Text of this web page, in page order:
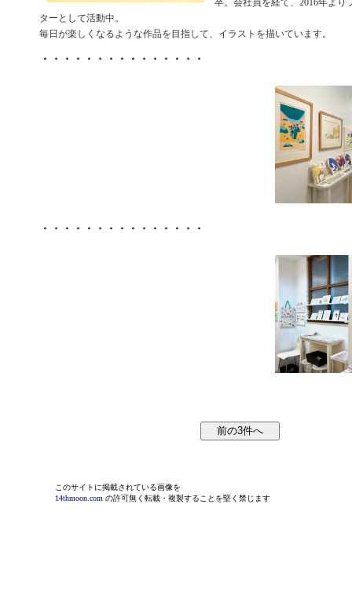
卒。会社員を経て、2016年より
ターとして活動中。
毎日が楽しくなるような作品を目指して、イラストを描いています。
・・・・・・・・・・・・・・・
・・・・・・・・・・・・・・・
このサイトに掲載されている画像を
14thmoon.com の許可無く転載・複製することを堅く禁じます